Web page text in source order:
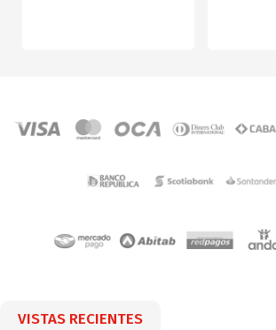
VISTAS RECIENTES